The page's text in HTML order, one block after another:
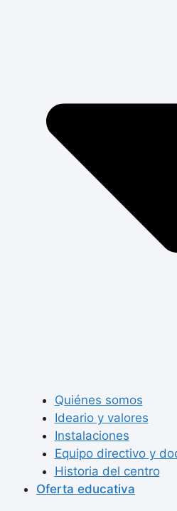
Quiénes somos
Ideario y valores
Instalaciones
Equipo directivo y
Historia del centro
Oferta educativa